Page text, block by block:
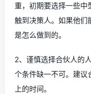
重，初期要选择一些中
触到决策人。如果他们
是怎么做到的。
2、谨慎选择合伙人的
个条件缺一不可。建议
上的时间。